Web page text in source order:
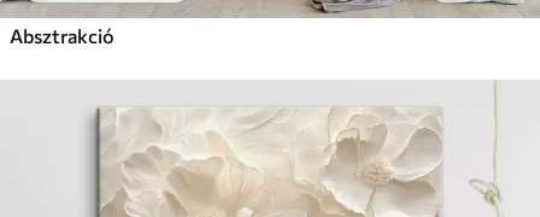
Absztrakció